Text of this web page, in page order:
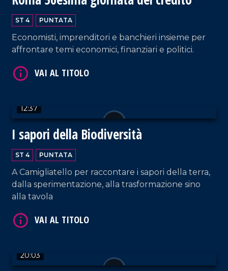
ST 4 PUNTATA
Economisti, imprenditori e banchieri insieme per
affrontare temi economici, finanziari e politici.
12:37
I sapori della Biodiversità
ST 4 PUNTATA
A Camigliatello per raccontare i sapori della terra,
dalla sperimentazione, alla trasformazione sino
alla tavola
20:03
VAI AL TITOLO
VAI AL TITOLO
VAI AL TITOLO